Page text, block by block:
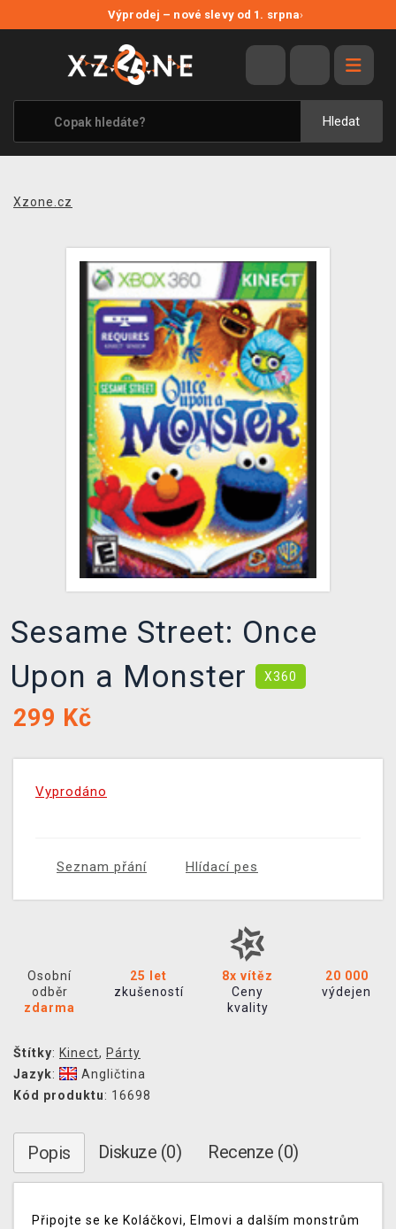
Výprodej – nové slevy od 1. srpna›
Hledat
VÝPRODEJ
VIDEOHRY
XZONE ORIGINALS
TÉMATIKY
SPOLEČENSKÉ HRY
PRODEJNY
XZONE KLUB
TCG & BOARDGAME HUB
VÝKUP HER (BAZAR)
Xzone.cz
Sesame Street: Once
Upon a Monster
X360
299 Kč
Vyprodáno
Seznam přání Hlídací pes
Osobní
odběr
zdarma
25 let
zkušeností
8x vítěz
Ceny
kvality
20 000
výdejen
Štítky: Kinect, Párty
Jazyk:
Angličtina
Kód produktu: 16698
Popis Diskuze (0) Recenze (0)
Připojte se ke Koláčkovi, Elmovi a dalším monstrům